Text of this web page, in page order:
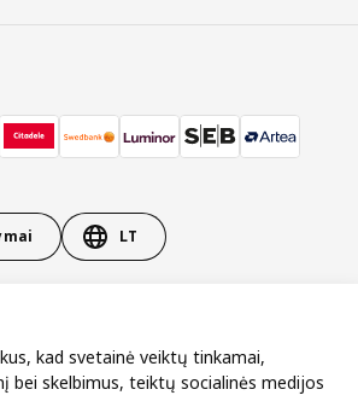
LT
2026
sąlygos Privatumo ir slapukų politika
kad svetainė veiktų tinkamai,
bei skelbimus, teiktų socialinės medijos